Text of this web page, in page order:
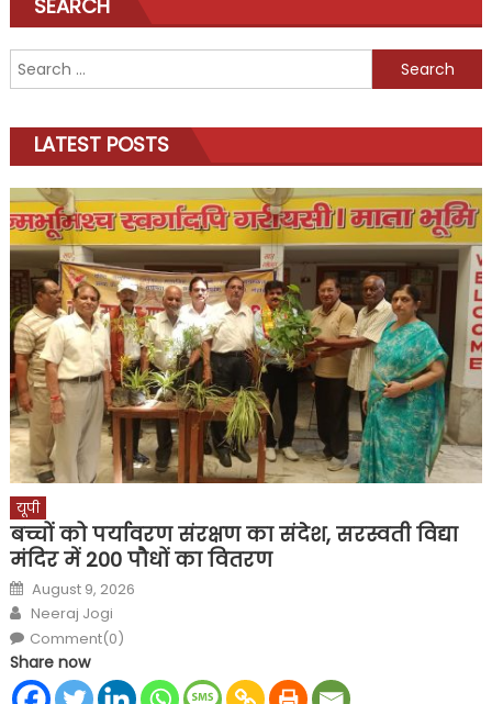
SEARCH
Search
for:
LATEST POSTS
यूपी
बच्चों को पर्यावरण संरक्षण का संदेश, सरस्वती विद्या
मंदिर में 200 पौधों का वितरण
Posted
on
August 9, 2026
Author
Neeraj Jogi
Comment(0)
Share now